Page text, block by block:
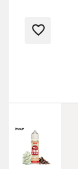
favorite_border